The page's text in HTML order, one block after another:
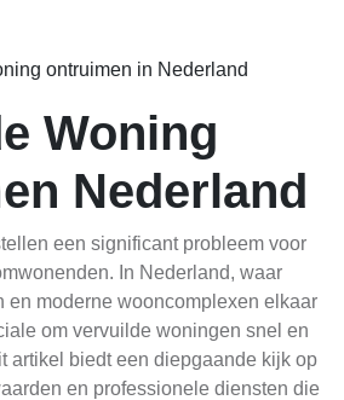
ontruimen in Nederland
Woning
Nederland
een significant probleem voor
In Nederland, waar
en moderne wooncomplexen elkaar
om vervuilde woningen snel en
artikel biedt een diepgaande kijk op
en professionele diensten die